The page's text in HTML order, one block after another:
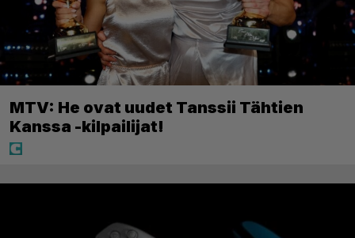
MTV: He ovat uudet Tanssii Tähtien
Kanssa -kilpailijat!